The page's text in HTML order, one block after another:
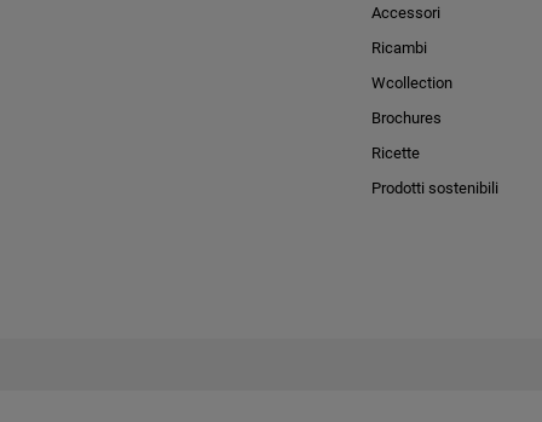
Accessori
Ricambi
Wcollection
Brochures
Ricette
Prodotti sostenibili